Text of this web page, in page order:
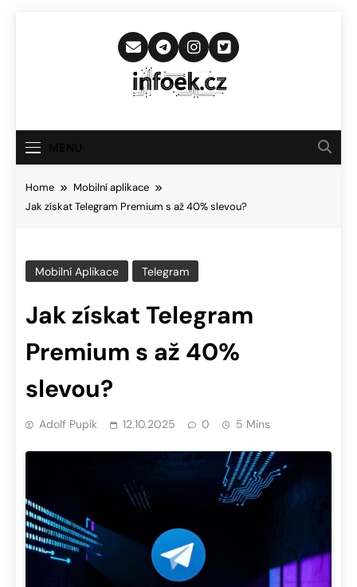
Infoek.cz
Novinkám
Home
Mobilní aplikace
Jak získat Telegram Premium s až 40% slevou?
Mobilní Aplikace Telegram
Jak získat Telegram
Premium s až 40%
slevou?
Adolf Pupík 12.10.2025 0 5 Mins